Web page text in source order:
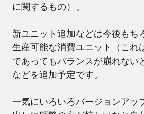
に関するもの）。
新ユニット追加などは今後もち
生産可能な消費ユニット（これ
であってもバランスが崩れない
などを追加予定です。
一気にいろいろバージョンアッ